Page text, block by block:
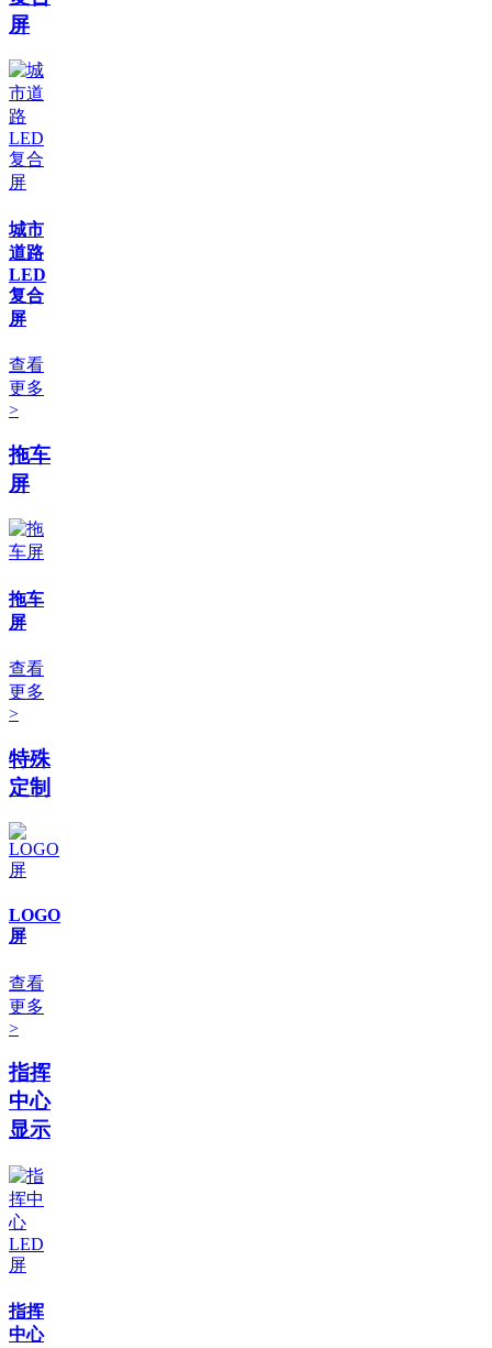
屏
城市
道路
LED
复合
屏
查看
更多
>
拖车
屏
拖车
屏
查看
更多
>
特殊
定制
LOGO
屏
查看
更多
>
指挥
中心
显示
指挥
中心